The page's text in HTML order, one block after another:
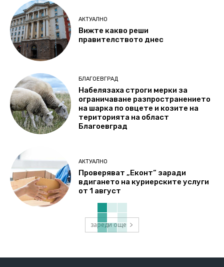
АКТУАЛНО
Вижте какво реши
правителството днес
БЛАГОЕВГРАД
Набелязаха строги мерки за
ограничаване разпространението
на шарка по овцете и козите на
територията на област
Благоевград
АКТУАЛНО
Проверяват „Еконт“ заради
вдигането на куриерските услуги
от 1 август
зареди още